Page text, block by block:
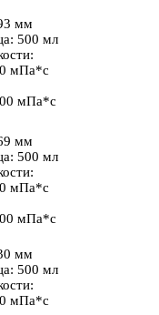
мм
500 мл
мПа*с
мПа*с
мм
500 мл
мПа*с
мПа*с
мм
500 мл
мПа*с